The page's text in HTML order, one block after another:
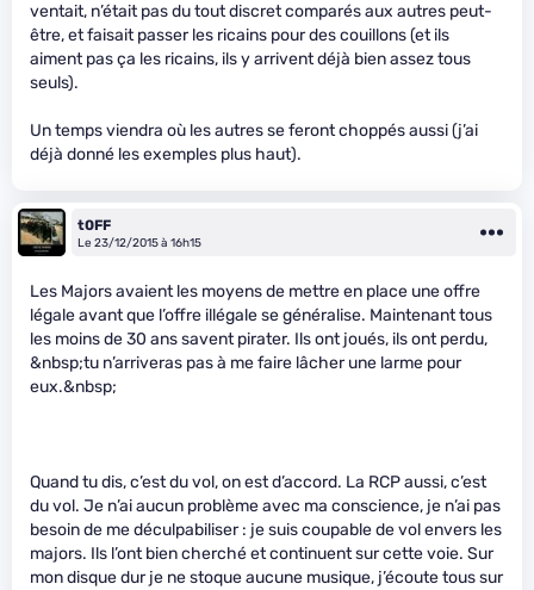
ventait, n’était pas du tout discret comparés aux autres peut-
être, et faisait passer les ricains pour des couillons (et ils
aiment pas ça les ricains, ils y arrivent déjà bien assez tous
seuls).
Un temps viendra où les autres se feront choppés aussi (j’ai
déjà donné les exemples plus haut).
t0FF
Le 23/12/2015 à 16h15
Les Majors avaient les moyens de mettre en place une offre
légale avant que l’offre illégale se généralise. Maintenant tous
les moins de 30 ans savent pirater. Ils ont joués, ils ont perdu,
&nbsp;tu n’arriveras pas à me faire lâcher une larme pour
eux.&nbsp;
Quand tu dis, c’est du vol, on est d’accord. La RCP aussi, c’est
du vol. Je n’ai aucun problème avec ma conscience, je n’ai pas
besoin de me déculpabiliser : je suis coupable de vol envers les
majors. Ils l’ont bien cherché et continuent sur cette voie. Sur
mon disque dur je ne stoque aucune musique, j’écoute tous sur